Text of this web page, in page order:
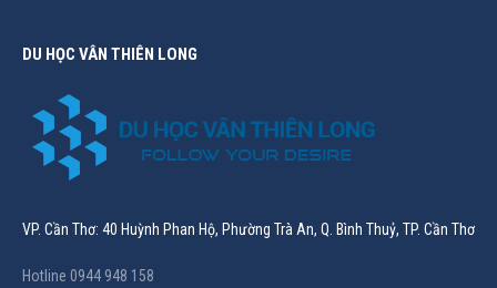
DU HỌC VÂN THIÊN LONG
VP. Cần Thơ: 40 Huỳnh Phan Hộ, Phường Trà An, Q. Bình Thuỷ, TP. Cần Thơ
Hotline 0944 948 158